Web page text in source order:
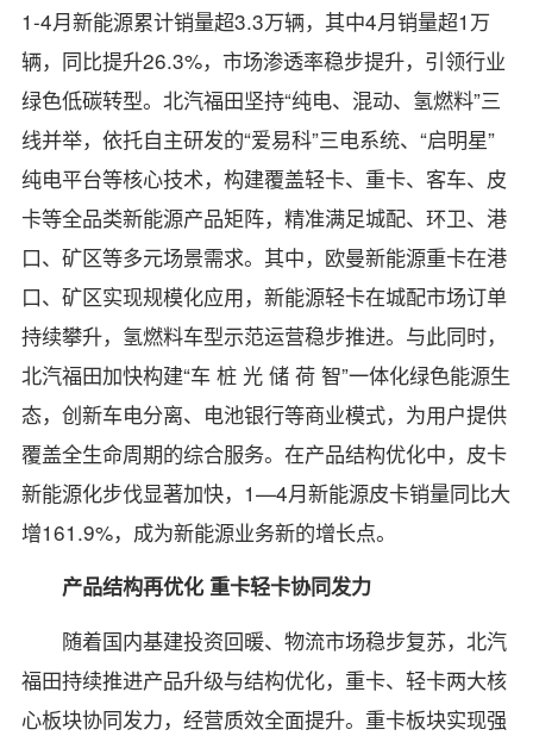
1-4月新能源累计销量超3.3万辆，其中4月销量超1万
辆，同比提升26.3%，市场渗透率稳步提升，引领行业
绿色低碳转型。北汽福田坚持“纯电、混动、氢燃料”三
线并举，依托自主研发的“爱易科”三电系统、“启明星”
纯电平台等核心技术，构建覆盖轻卡、重卡、客车、皮
卡等全品类新能源产品矩阵，精准满足城配、环卫、港
口、矿区等多元场景需求。其中，欧曼新能源重卡在港
口、矿区实现规模化应用，新能源轻卡在城配市场订单
持续攀升，氢燃料车型示范运营稳步推进。与此同时，
北汽福田加快构建“车 桩 光 储 荷 智”一体化绿色能源生
态，创新车电分离、电池银行等商业模式，为用户提供
覆盖全生命周期的综合服务。在产品结构优化中，皮卡
新能源化步伐显著加快，1—4月新能源皮卡销量同比大
增161.9%，成为新能源业务新的增长点。
产品结构再优化 重卡轻卡协同发力
随着国内基建投资回暖、物流市场稳步复苏，北汽
福田持续推进产品升级与结构优化，重卡、轻卡两大核
心板块协同发力，经营质效全面提升。重卡板块实现强